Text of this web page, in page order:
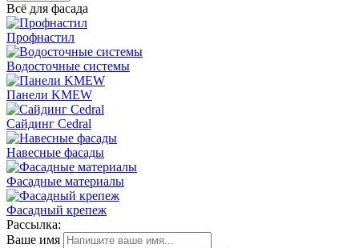
Всё для фасада
Профнастил
Водосточные системы
Панели KMEW
Сайдинг Cedral
Навесные фасады
Фасадные материалы
Фасадный крепеж
Рассылка:
Ваше имя